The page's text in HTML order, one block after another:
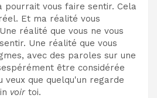
vous faire sentir. Cela
Et ma réalité vous
réalité que vous ne vous
Une réalité que vous
avec des paroles sur une
être considérée
veux que quelqu'un regarde
voir toi.